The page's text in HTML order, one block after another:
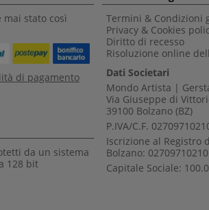
stato così
di pagamento
Termini & Condizioni
Privacy & Cookies
Diritto di recesso
Risoluzione online
Dati Societari
Mondo Artista |
Via Giuseppe di
39100 Bolzano (BZ)
P.IVA/C.F.
Iscrizione al Registro
Bolzano: 02709710210
Capitale Sociale:
da un sistema
128 bit